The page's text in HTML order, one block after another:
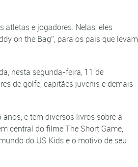
atletas e jogadores. Nelas, eles
on the Bag”, para os pais que levam
nesta segunda-feira, 11 de
de golfe, capitães juvenis e demais
e tem diversos livros sobre a
central do filme The Short Game,
do US Kids e o motivo de seu